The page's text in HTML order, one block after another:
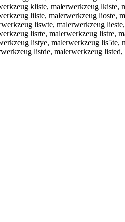
kliste, malerwerkzeug lkiste,
lilste, malerwerkzeug lioste,
liswte, malerwerkzeug
lisrte, malerwerkzeug listre,
listye, malerwerkzeug lis5te,
listde, malerwerkzeug